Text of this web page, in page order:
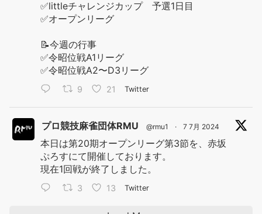
✅littleチャレンジカップ 予選1日目
✅オープンリーグ
📝今週の行事
✅令昭位戦A1リーグ
✅令昭位戦A2〜D3リーグ
9 21 Twitter
プロ競技麻雀団体RMU @rmu1 · 7 7月 2024
本日は第20期オープンリーグ第3節を、赤坂
ぷろすにて開催しております。
現在1回戦が終了しました。
3 13 Twitter